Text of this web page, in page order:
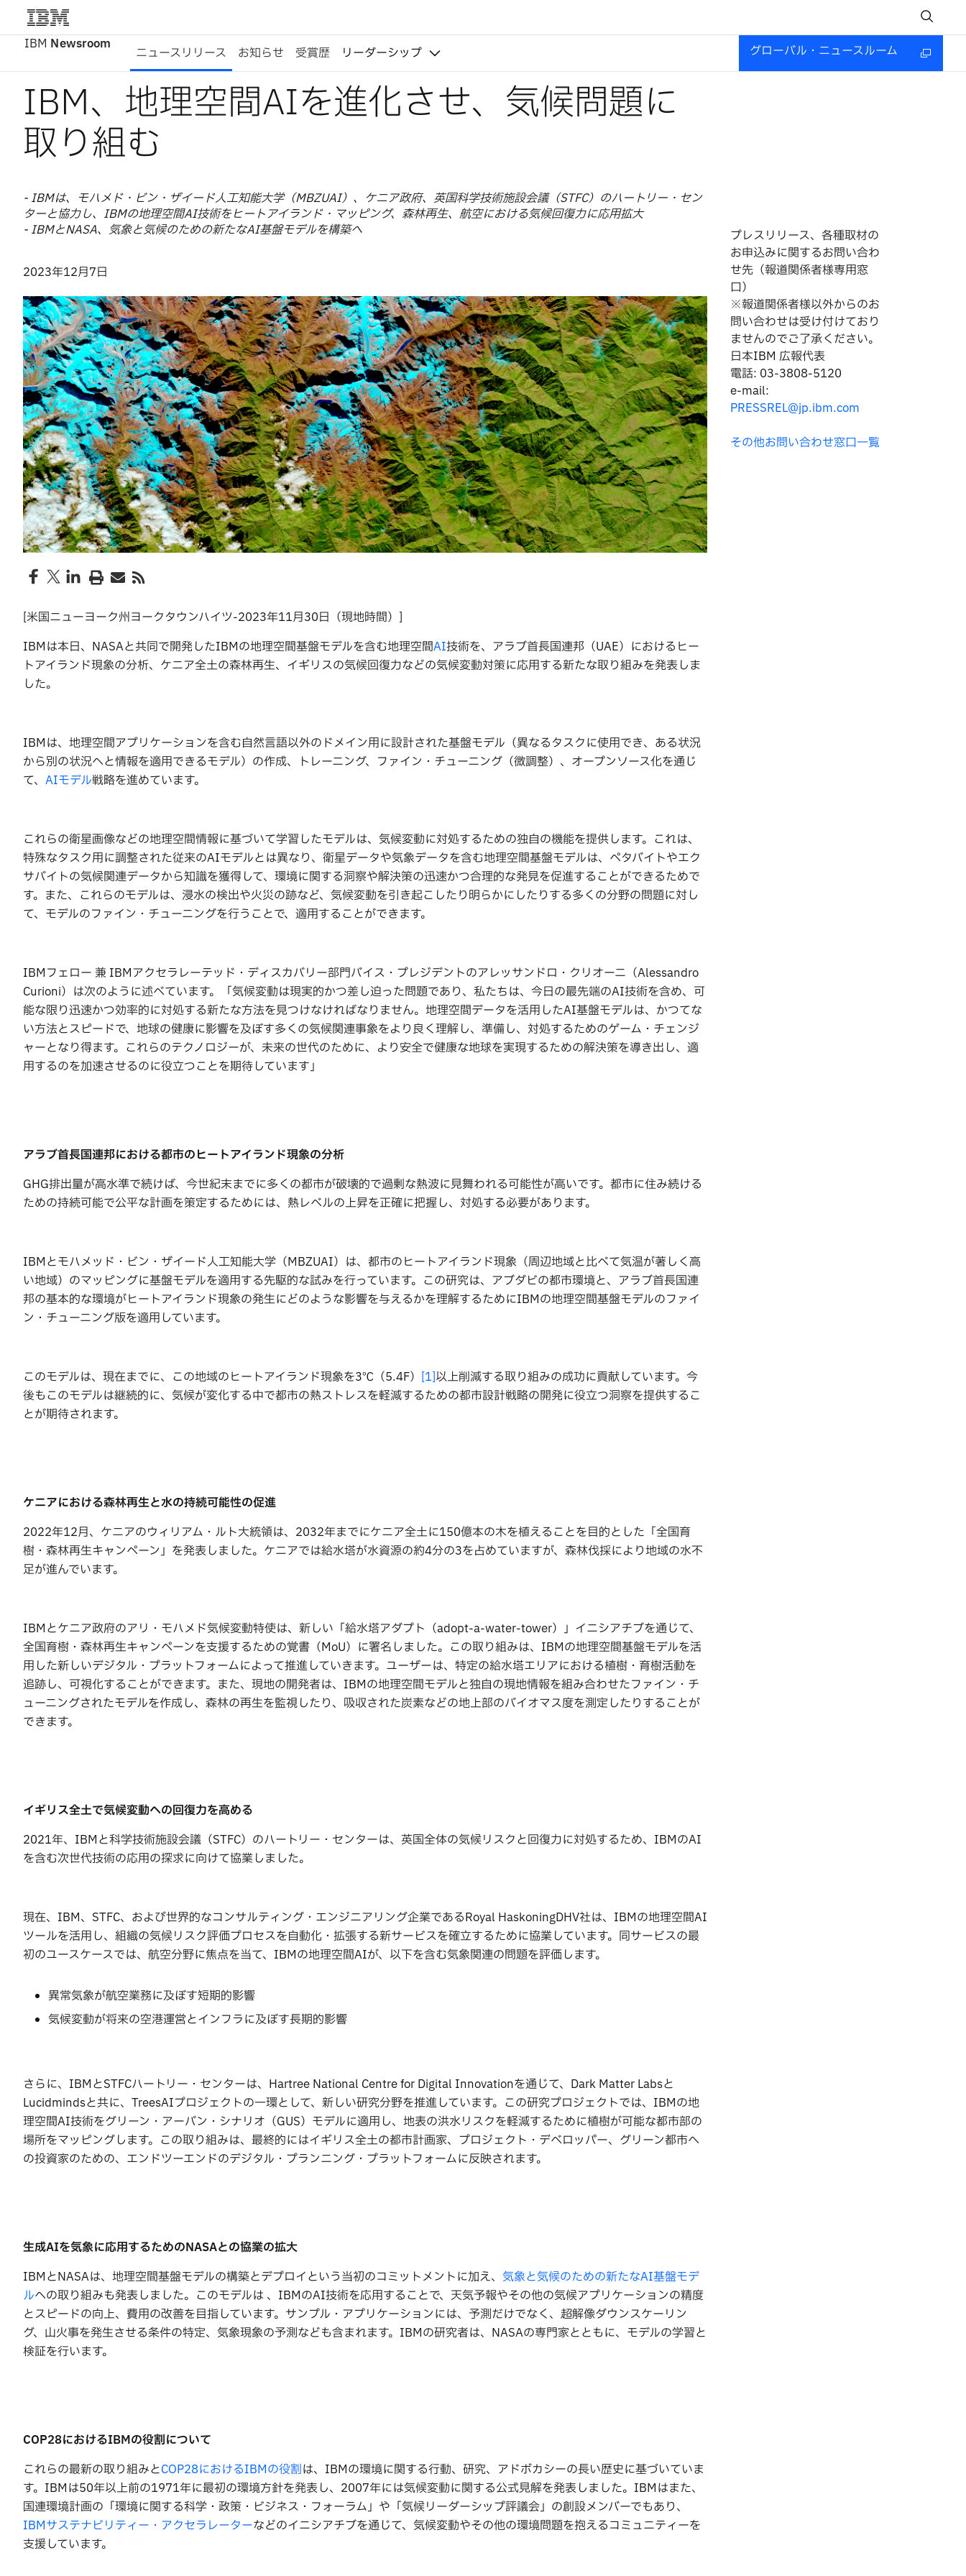
IBM Newsroom
ニュースリリース お知らせ 受賞歴 リーダーシップ グローバル・ニュースルーム
IBM、地理空間AIを進化させ、気候問題に
取り組む
- IBMは、モハメド・ビン・ザイード人工知能大学（MBZUAI）、ケニア政府、英国科学技術施設会議（STFC）のハートリー・セン
ターと協力し、IBMの地理空間AI技術をヒートアイランド・マッピング、森林再生、航空における気候回復力に応用拡大
- IBMとNASA、気象と気候のための新たなAI基盤モデルを構築へ
2023年12月7日
[米国ニューヨーク州ヨークタウンハイツ-2023年11月30日（現地時間）]
IBMは本日、NASAと共同で開発したIBMの地理空間基盤モデルを含む地理空間AI技術を、アラブ首長国連邦（UAE）におけるヒー
トアイランド現象の分析、ケニア全土の森林再生、イギリスの気候回復力などの気候変動対策に応用する新たな取り組みを発表しま
した。
IBMは、地理空間アプリケーションを含む自然言語以外のドメイン用に設計された基盤モデル（異なるタスクに使用でき、ある状況
から別の状況へと情報を適用できるモデル）の作成、トレーニング、ファイン・チューニング（微調整）、オープンソース化を通じ
て、 AIモデル戦略を進めています。
これらの衛星画像などの地理空間情報に基づいて学習したモデルは、気候変動に対処するための独自の機能を提供します。これは、
特殊なタスク用に調整された従来のAIモデルとは異なり、衛星データや気象データを含む地理空間基盤モデルは、ペタバイトやエク
サバイトの気候関連データから知識を獲得して、環境に関する洞察や解決策の迅速かつ合理的な発見を促進することができるためで
す。また、これらのモデルは、浸水の検出や火災の跡など、気候変動を引き起こしたり明らかにしたりする多くの分野の問題に対し
て、モデルのファイン・チューニングを行うことで、適用することができます。
IBMフェロー 兼 IBMアクセラレーテッド・ディスカバリー部門バイス・プレジデントのアレッサンドロ・クリオーニ（Alessandro
Curioni）は次のように述べています。「気候変動は現実的かつ差し迫った問題であり、私たちは、今日の最先端のAI技術を含め、可
能な限り迅速かつ効率的に対処する新たな方法を見つけなければなりません。地理空間データを活用したAI基盤モデルは、かつてな
い方法とスピードで、地球の健康に影響を及ぼす多くの気候関連事象をより良く理解し、準備し、対処するためのゲーム・チェンジ
ャーとなり得ます。これらのテクノロジーが、未来の世代のために、より安全で健康な地球を実現するための解決策を導き出し、適
用するのを加速させるのに役立つことを期待しています」
アラブ首長国連邦における都市のヒートアイランド現象の分析
GHG排出量が高水準で続けば、今世紀末までに多くの都市が破壊的で過剰な熱波に見舞われる可能性が高いです。都市に住み続ける
ための持続可能で公平な計画を策定するためには、熱レベルの上昇を正確に把握し、対処する必要があります。
IBMとモハメッド・ビン・ザイード人工知能大学（MBZUAI）は、都市のヒートアイランド現象（周辺地域と比べて気温が著しく高
い地域）のマッピングに基盤モデルを適用する先駆的な試みを行っています。この研究は、アブダビの都市環境と、アラブ首長国連
邦の基本的な環境がヒートアイランド現象の発生にどのような影響を与えるかを理解するためにIBMの地理空間基盤モデルのファイ
ン・チューニング版を適用しています。
このモデルは、現在までに、この地域のヒートアイランド現象を3℃（5.4F） [1]以上削減する取り組みの成功に貢献しています。今
後もこのモデルは継続的に、気候が変化する中で都市の熱ストレスを軽減するための都市設計戦略の開発に役立つ洞察を提供するこ
とが期待されます。
ケニアにおける森林再生と水の持続可能性の促進
2022年12月、ケニアのウィリアム・ルト大統領は、2032年までにケニア全土に150億本の木を植えることを目的とした「全国育
樹・森林再生キャンペーン」を発表しました。ケニアでは給水塔が水資源の約4分の3を占めていますが、森林伐採により地域の水不
足が進んでいます。
IBMとケニア政府のアリ・モハメド気候変動特使は、新しい「給水塔アダプト（adopt-a-water-tower）」イニシアチブを通じて、
全国育樹・森林再生キャンペーンを支援するための覚書（MoU）に署名しました。この取り組みは、IBMの地理空間基盤モデルを活
用した新しいデジタル・プラットフォームによって推進していきます。ユーザーは、特定の給水塔エリアにおける植樹・育樹活動を
追跡し、可視化することができます。また、現地の開発者は、IBMの地理空間モデルと独自の現地情報を組み合わせたファイン・チ
ューニングされたモデルを作成し、森林の再生を監視したり、吸収された炭素などの地上部のバイオマス度を測定したりすることが
できます。
イギリス全土で気候変動への回復力を高める
2021年、IBMと科学技術施設会議（STFC）のハートリー・センターは、英国全体の気候リスクと回復力に対処するため、IBMのAI
を含む次世代技術の応用の探求に向けて協業しました。
現在、IBM、STFC、および世界的なコンサルティング・エンジニアリング企業であるRoyal HaskoningDHV社は、IBMの地理空間AI
ツールを活用し、組織の気候リスク評価プロセスを自動化・拡張する新サービスを確立するために協業しています。同サービスの最
初のユースケースでは、航空分野に焦点を当て、IBMの地理空間AIが、以下を含む気象関連の問題を評価します。
異常気象が航空業務に及ぼす短期的影響
気候変動が将来の空港運営とインフラに及ぼす長期的影響
さらに、IBMとSTFCハートリー・センターは、Hartree National Centre for Digital Innovationを通じて、Dark Matter Labsと
Lucidmindsと共に、TreesAIプロジェクトの一環として、新しい研究分野を推進しています。この研究プロジェクトでは、IBMの地
理空間AI技術をグリーン・アーバン・シナリオ（GUS）モデルに適用し、地表の洪水リスクを軽減するために植樹が可能な都市部の
場所をマッピングします。この取り組みは、最終的にはイギリス全土の都市計画家、プロジェクト・デベロッパー、グリーン都市へ
の投資家のための、エンドツーエンドのデジタル・プランニング・プラットフォームに反映されます。
生成AIを気象に応用するためのNASAとの協業の拡大
IBMとNASAは、地理空間基盤モデルの構築とデプロイという当初のコミットメントに加え、 気象と気候のための新たなAI基盤モデ
ルへの取り組みも発表しました。このモデルは 、IBMのAI技術を応用することで、天気予報やその他の気候アプリケーションの精度
とスピードの向上、費用の改善を目指しています。サンプル・アプリケーションには、予測だけでなく、超解像ダウンスケーリン
グ、山火事を発生させる条件の特定、気象現象の予測なども含まれます。IBMの研究者は、NASAの専門家とともに、モデルの学習と
検証を行います。
COP28におけるIBMの役割について
これらの最新の取り組みとCOP28におけるIBMの役割は、IBMの環境に関する行動、研究、アドボカシーの長い歴史に基づいていま
す。IBMは50年以上前の1971年に最初の環境方針を発表し、2007年には気候変動に関する公式見解を発表しました。IBMはまた、
国連環境計画の「環境に関する科学・政策・ビジネス・フォーラム」や「気候リーダーシップ評議会」の創設メンバーでもあり、
IBMサステナビリティー・アクセラレーターなどのイニシアチブを通じて、気候変動やその他の環境問題を抱えるコミュニティーを
支援しています。
プレスリリース、各種取材の
お申込みに関するお問い合わ
せ先（報道関係者様専用窓
口）
※報道関係者様以外からのお
問い合わせは受け付けており
ませんのでご了承ください。
日本IBM 広報代表
電話: 03-3808-5120
e-mail:
PRESSREL@jp.ibm.com
その他お問い合わせ窓口一覧